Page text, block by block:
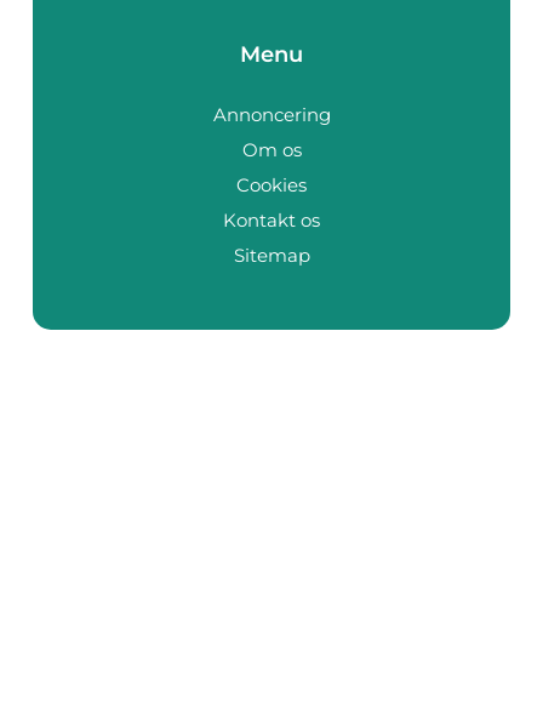
Menu
Annoncering
Om os
Cookies
Kontakt os
Sitemap